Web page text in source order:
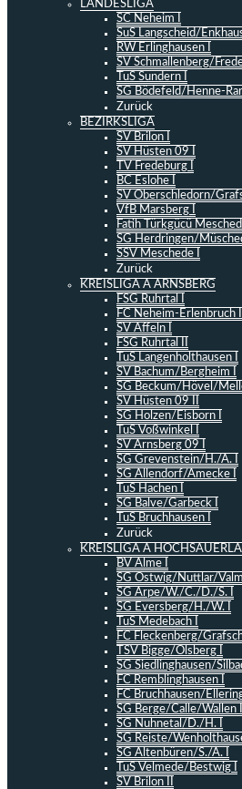
LANDESLIGA
SC Neheim I
SuS Langscheid/
RW Erlinghausen I
SV Schmallenberg/
TuS Sundern I
SG Bödefeld/Henne-
Zurück
BEZIRKSLIGA
SV Brilon I
SV Hüsten 09 I
TV Fredeburg I
BC Eslohe I
SV Oberschledorn/
VfB Marsberg I
Fatih Türkgücü
SG Herdringen/
SSV Meschede I
Zurück
KREISLIGA A ARNSBERG
FSG Ruhrtal I
FC Neheim-Erlenbruch I
SV Affeln I
FSG Ruhrtal II
TuS Langenholthausen I
SV Bachum/Bergheim I
SG Beckum/Hövel/
SV Hüsten 09 II
SG Holzen/Eisborn I
TuS Voßwinkel I
SV Arnsberg 09 I
SG Grevenstein/H./A. I
SG Allendorf/Amecke I
TuS Hachen I
SG Balve/Garbeck I
TuS Bruchhausen I
Zurück
KREISLIGA A
BV Alme I
SG Ostwig/Nuttlar/
SG Arpe/W./C./D./S. I
SG Eversberg/H./W. I
TuS Medebach I
FC Fleckenberg/
TSV Bigge/Olsberg I
SG Siedlinghausen/
FC Remblinghausen I
FC Bruchhausen/
SG Berge/Calle/Wallen I
SG Nuhnetal/D./H. I
SG Reiste/
SG Altenbüren/S./A. I
TuS Velmede/Bestwig I
SV Brilon II